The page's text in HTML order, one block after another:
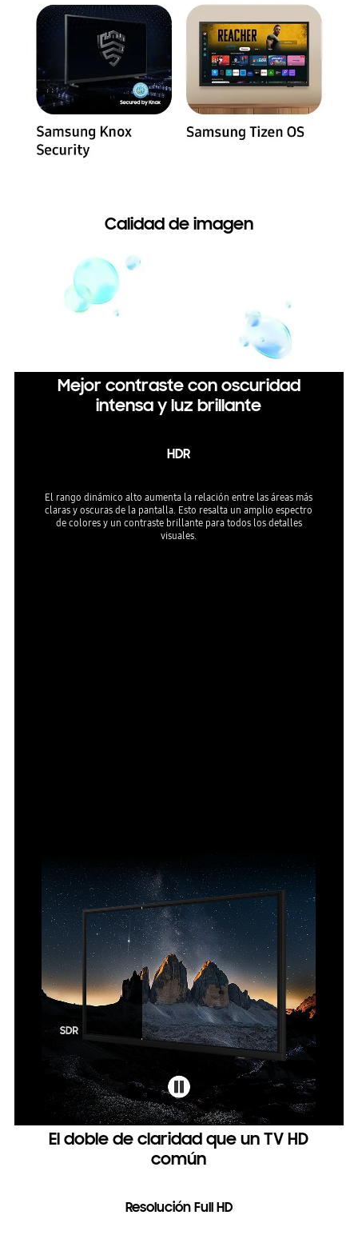
Calidad de imagen
Mejor contraste con oscuridad
intensa y luz brillante
HDR
El rango dinámico alto aumenta la relación entre las áreas más
claras y oscuras de la pantalla. Esto resalta un amplio espectro
de colores y un contraste brillante para todos los detalles
visuales.
El doble de claridad que un TV HD
común
Resolución Full HD